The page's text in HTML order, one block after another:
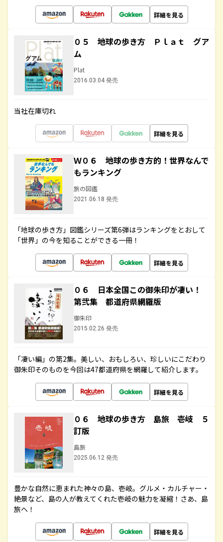
詳細を見る
０５ 地球の歩き方 Ｐｌａｔ グア
ム
Plat
2016.03.04 発売
当社在庫切れ
詳細を見る
Ｗ０６ 地球の歩き方的！世界なんで
もランキング
旅の図鑑
2021.06.18 発売
「地球の歩き方」図鑑シリーズ第6弾はランキングをとおして
「世界」の今を知ることができる一冊！
詳細を見る
０６ 日本全国この御朱印が凄い！
第弐集 都道府県網羅版
御朱印
2015.02.26 発売
「凄い編」の第2集。美しい、おもしろい、珍しいにこだわり
御朱印そのものを今回は47都道府県を網羅して紹介します。
詳細を見る
０６ 地球の歩き方 島旅 壱岐 ５
訂版
島旅
2025.06.12 発売
豊かな自然に恵まれた神々の島、壱岐。グルメ・カルチャー・
絶景など、島の人が教えてくれた壱岐の魅力を凝縮！さあ、島
旅へ！
詳細を見る